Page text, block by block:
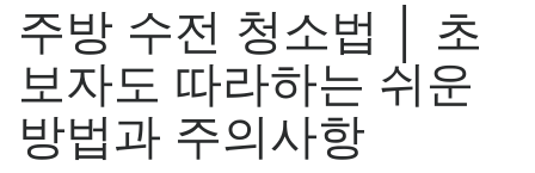
주방 수전 청소법 │ 초
보자도 따라하는 쉬운
방법과 주의사항